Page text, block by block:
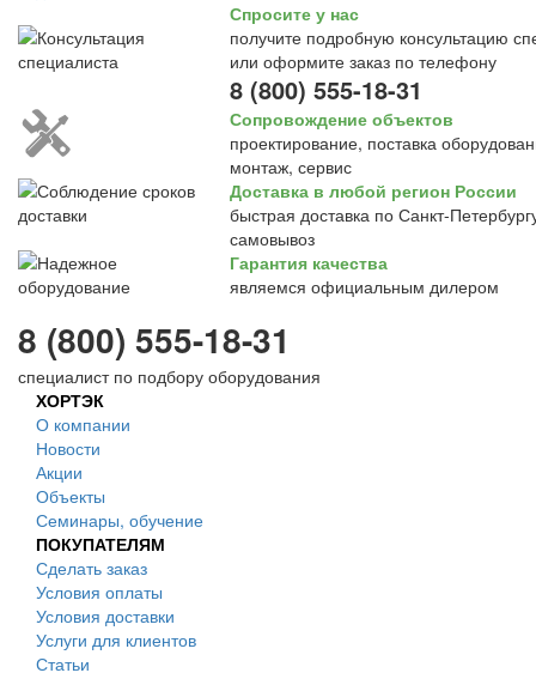
Спросите у нас
получите подробную консультацию
или оформите заказ по телефону
8 (800) 555-18-31
Сопровождение объектов
проектирование, поставка
монтаж, сервис
Доставка в любой регион России
быстрая доставка по Санкт-
самовывоз
Гарантия качества
являемся официальным дилером
8 (800) 555-18-31
специалист по подбору оборудования
ХОРТЭК
О компании
Новости
Акции
Объекты
Семинары, обучение
ПОКУПАТЕЛЯМ
Сделать заказ
Условия оплаты
Условия доставки
Услуги для клиентов
Статьи